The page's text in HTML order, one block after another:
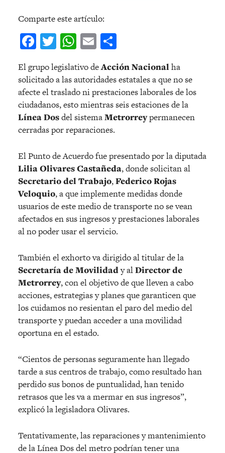
Comparte este artículo:
Facebook
Twitter
WhatsApp
Email
El grupo legislativo deAcción Nacional ha
solicitado a las autoridades estatales a que no se
afecte el traslado ni prestaciones laborales de los
ciudadanos, esto mientras seis estaciones de la
Línea Dosdel sistemaMetrorreypermanecen
cerradas por reparaciones.
El Punto de Acuerdo fue presentado por la diputada
Lilia Olivares Castañeda, donde solicitan al
Secretario del Trabajo,Federico Rojas
Veloquio, a que implemente medidas donde
usuarios de este medio de transporte no se vean
afectados en sus ingresos y prestaciones laborales
al no poder usar el servicio.
También el exhorto va dirigido al titular de la
Secretaría de Movilidady alDirector de
Metrorrey, con el objetivo de que lleven a cabo
acciones, estrategias y planes que garanticen que
los cuidamos no resientan el paro del medio del
transporte y puedan acceder a una movilidad
oportuna en el estado.
“Cientos de personas seguramente han llegado
tarde a sus centros de trabajo, como resultado han
perdido sus bonos de puntualidad, han tenido
retrasos que les va a mermar en sus ingresos”,
explicó la legisladora Olivares.
Tentativamente, las reparaciones y mantenimiento
de la Línea Dos del metro podrían tener una